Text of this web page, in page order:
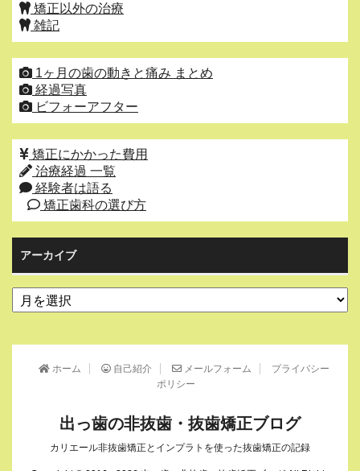
矯正以外の治療
雑記
1ヶ月の歯の動きと痛み まとめ
経過写真
ビフォーアフター
矯正にかかった費用
治療経過 一覧
経験者は語る
矯正歯科の選び方
アーカイブ
ア
ー
イ
ホーム 自己紹介 メールフォーム
プライバシー
ポリシー
出っ歯の非抜歯・抜歯矯正ブログ
カリエール非抜歯矯正とインプラトを使った抜歯矯正の記録